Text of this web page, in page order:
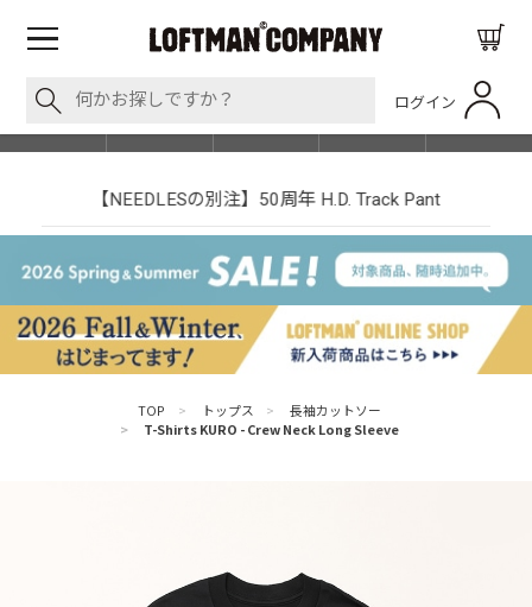
ログイン
SHOP LIST
【NEEDLESの別注】50周年 H.D. Track Pant
TOP > トップス >
長袖カットソー
>
T-Shirts KURO - Crew Neck Long Sleeve